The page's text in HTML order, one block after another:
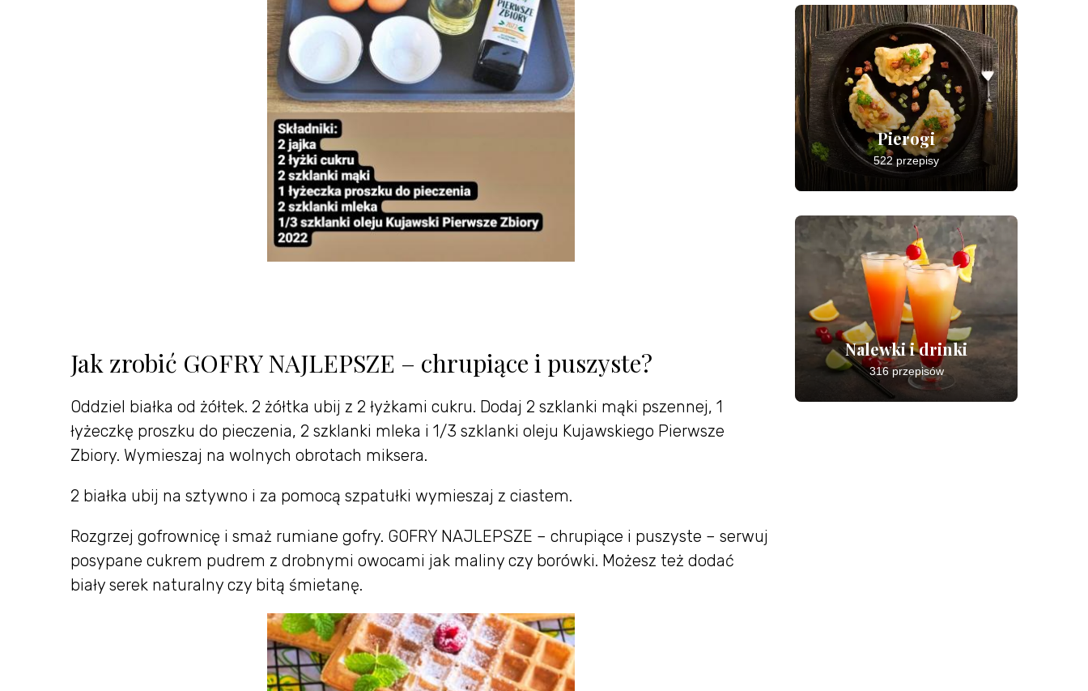
Jak zrobić GOFRY NAJLEPSZE – chrupiące i puszyste?
Oddziel białka od żółtek. 2 żółtka ubij z 2 łyżkami cukru. Dodaj 2 szklanki mąki pszennej, 1
łyżeczkę proszku do pieczenia, 2 szklanki mleka i 1/3 szklanki oleju Kujawskiego Pierwsze
Zbiory. Wymieszaj na wolnych obrotach miksera.
2 białka ubij na sztywno i za pomocą szpatułki wymieszaj z ciastem.
Rozgrzej gofrownicę i smaż rumiane gofry. GOFRY NAJLEPSZE – chrupiące i puszyste – serwuj
posypane cukrem pudrem z drobnymi owocami jak maliny czy borówki. Możesz też dodać
biały serek naturalny czy bitą śmietanę.
Pierogi
522 przepisy
Nalewki i drinki
316 przepisów